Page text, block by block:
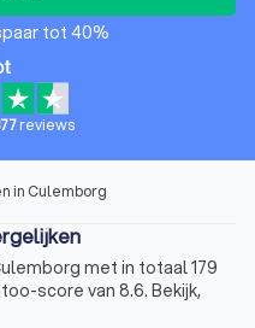
tot 40%
reviews
in Culemborg
met in totaal 179
score van 8.6. Bekijk,